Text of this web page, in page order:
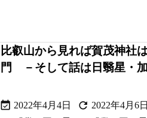
比叡山から見れば賀茂神社
門 －そして話は日翳星・
 2022年4月4日  2022年4月6日